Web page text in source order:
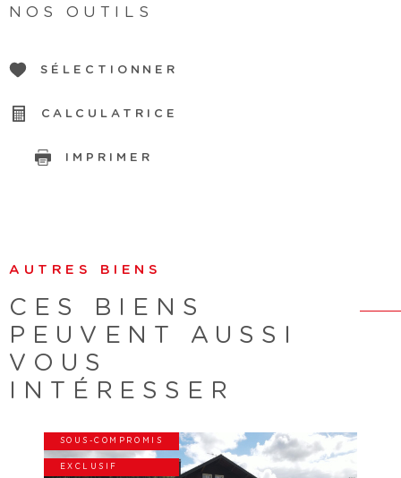
NOS OUTILS
SÉLECTIONNER
CALCULATRICE
IMPRIMER
AUTRES BIENS
CES BIENS
PEUVENT AUSSI
VOUS
INTÉRESSER
SOUS-COMPROMIS
EXCLUSIF